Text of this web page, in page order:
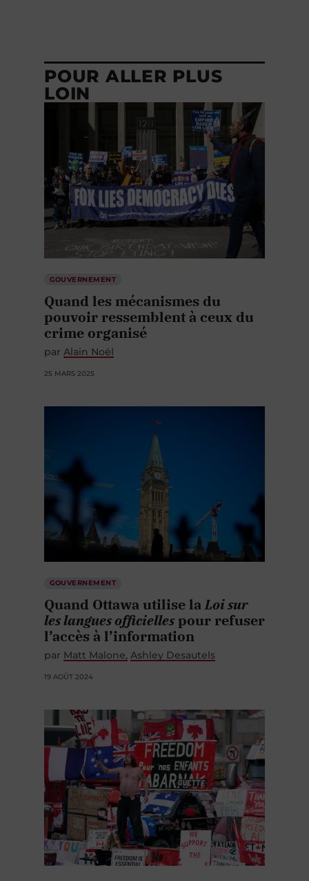
POUR ALLER PLUS
LOIN
GOUVERNEMENT
Quand les mécanismes du
pouvoir ressemblent à ceux du
crime organisé
par Alain Noël
25 MARS 2025
GOUVERNEMENT
Quand Ottawa utilise laLoi sur
les langues officiellespour refuser
l’accès à l’information
par Matt Malone Ashley Desautels
19 AOÛT 2024